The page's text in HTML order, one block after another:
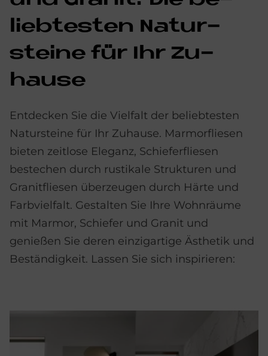
lieb­te­sten Na­tur­
stei­ne für Ihr Zu­
hau­se
Entdecken Sie die Vielfalt der beliebtesten
Natursteine für Ihr Zuhause. Marmorfliesen
bieten zeitlose Eleganz, Schieferfliesen
bestechen durch rustikale Strukturen und
Granitfliesen überzeugen durch Härte und
Farbvielfalt. Gestalten Sie Ihre Wohnräume
mit Marmor, Schiefer und Granit und
genießen Sie deren einzigartige Ästhetik und
Beständigkeit. Lassen Sie sich inspirieren: